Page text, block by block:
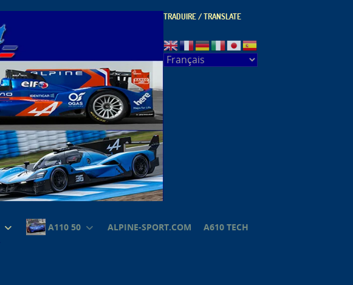
TRADUIRE / TRANSLATE
A110 50 ALPINE-SPORT.COM A610 TECH